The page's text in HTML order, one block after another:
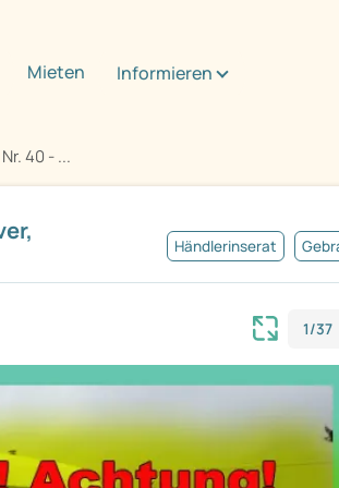
Mieten Informieren
40 - ...
Händlerinserat
1/37